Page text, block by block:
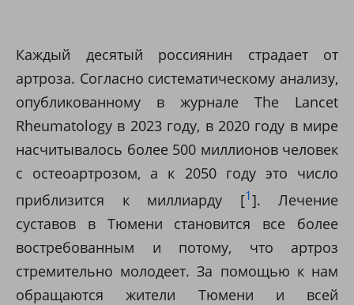
Каждый десятый россиянин страдает от
артроза. Согласно систематическому анализу,
опубликованному в журнале The Lancet
Rheumatology в 2023 году, в 2020 году в мире
насчитывалось более 500 миллионов человек
с остеоартрозом, а к 2050 году это число
приблизится к миллиарду [1]. Лечение
суставов в Тюмени становится все более
востребованным и потому, что артроз
стремительно молодеет. За помощью к нам
обращаются жители Тюмени и всей